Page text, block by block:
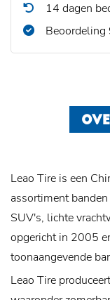
14 dagen
Beoordeling
Leao Tire is een
assortiment
SUV's, lichte
opgericht in 2005
toonaangevende
Leao Tire